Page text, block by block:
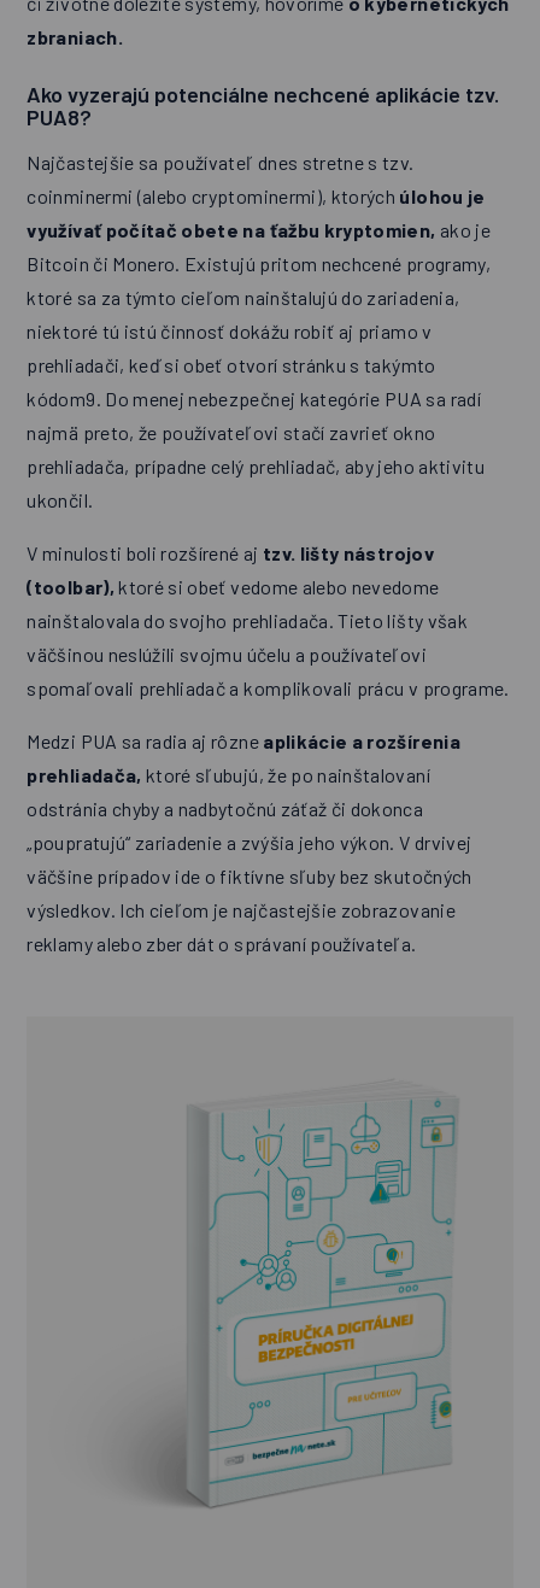
zbraniach.
Ako vyzerajú potenciálne nechcené aplikácie tzv.
PUA8?
Najčastejšie sa používateľ dnes stretne s tzv.
coinminermi (alebo cryptominermi), ktorých úlohou je
využívať počítač obete na ťažbu kryptomien, ako je
Bitcoin či Monero. Existujú pritom nechcené programy,
ktoré sa za týmto cieľom nainštalujú do zariadenia,
niektoré tú istú činnosť dokážu robiť aj priamo v
prehliadači, keď si obeť otvorí stránku s takýmto
kódom9. Do menej nebezpečnej kategórie PUA sa radí
najmä preto, že používateľovi stačí zavrieť okno
prehliadača, prípadne celý prehliadač, aby jeho aktivitu
ukončil.
V minulosti boli rozšírené aj tzv. lišty nástrojov
(toolbar), ktoré si obeť vedome alebo nevedome
nainštalovala do svojho prehliadača. Tieto lišty však
väčšinou neslúžili svojmu účelu a používateľovi
spomaľovali prehliadač a komplikovali prácu v programe.
Medzi PUA sa radia aj rôzne aplikácie a rozšírenia
prehliadača, ktoré sľubujú, že po nainštalovaní
odstránia chyby a nadbytočnú záťaž či dokonca
„poupratujú“ zariadenie a zvýšia jeho výkon. V drvivej
väčšine prípadov ide o fiktívne sľuby bez skutočných
výsledkov. Ich cieľom je najčastejšie zobrazovanie
reklamy alebo zber dát o správaní používateľa.